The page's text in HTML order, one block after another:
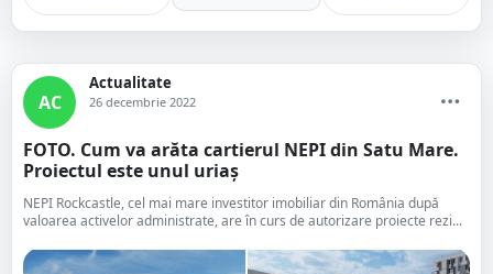
AC
Actualitate
26 decembrie 2022
FOTO. Cum va arăta cartierul NEPI din Satu Mare.
Proiectul este unul uriaș
NEPI Rockcastle, cel mai mare investitor imobiliar din România după
valoarea activelor administrate, are în curs de autorizare proiecte rezi...